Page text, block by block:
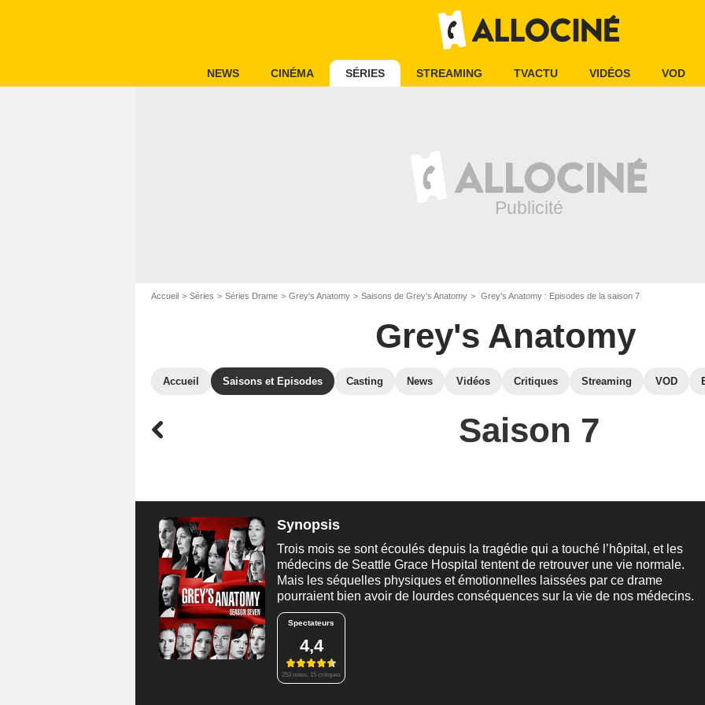
NEWS CINÉMA SÉRIES STREAMING TVACTU VIDÉOS VOD
Accueil Séries Séries Drame Grey's Anatomy Saisons de Grey's Anatomy Grey's Anatomy : Episodes de la saison 7
Grey's Anatomy
Accueil Saisons et Episodes Casting News Vidéos Critiques Streaming VOD
Saison 7
Synopsis
Trois mois se sont écoulés depuis la tragédie qui a touché l’hôpital, et les
médecins de Seattle Grace Hospital tentent de retrouver une vie normale.
Mais les séquelles physiques et émotionnelles laissées par ce drame
pourraient bien avoir de lourdes conséquences sur la vie de nos médecins.
Spectateurs
4,4
253 notes, 15 critiques